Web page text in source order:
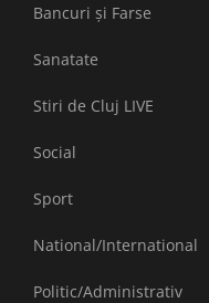
Bancuri și Farse
Sanatate
Stiri de Cluj LIVE
Social
Sport
National/International
Politic/Administrativ